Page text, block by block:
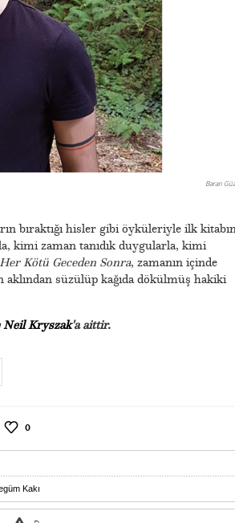
Baran
bıraktığı hisler gibi öyküleriyle ilk
kimi zaman tanıdık duygularla, kimi
Her Kötü Geceden Sonra, zamanın içinde
süzülüp kağıda dökülmüş hakiki
Neil Kryszak'a aittir.
0
Kakı